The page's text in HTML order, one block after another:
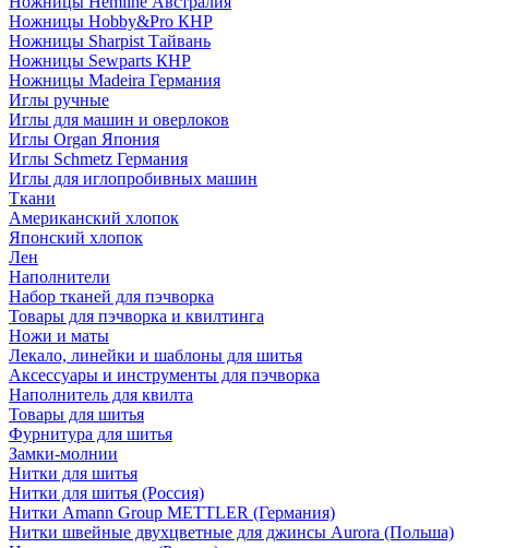
Ножницы Hobby&Pro КНР
Ножницы Sharpist Тайвань
Ножницы Sewparts КНР
Ножницы Madeira Германия
Иглы ручные
Иглы для машин и оверлоков
Иглы Organ Япония
Иглы Schmetz Германия
Иглы для иглопробивных машин
Ткани
Американский хлопок
Японский хлопок
Лен
Наполнители
Набор тканей для пэчворка
Товары для пэчворка и квилтинга
Ножи и маты
Лекало, линейки и шаблоны для шитья
Аксессуары и инструменты для пэчворка
Наполнитель для квилта
Товары для шитья
Фурнитура для шитья
Замки-молнии
Нитки для шитья
Нитки для шитья (Россия)
Нитки Amann Group METTLER (Германия)
Нитки швейные двухцветные для джинсы Aurora (Польша)